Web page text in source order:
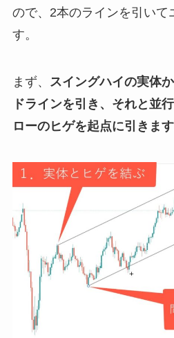
ので、2本のラインを引いて
す。
まず、
スイングハイの実体
ドラインを引き、それと並
ローのヒゲを起点に引きます